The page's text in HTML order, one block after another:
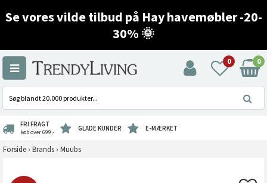
Se vores vilde tilbud på Hay havemøbler -20-
30% 🌞
0 0
FRI FRAGT
køb over 699,- GLADE KUNDER E-MÆRKET
Forside › Brands › Muubs